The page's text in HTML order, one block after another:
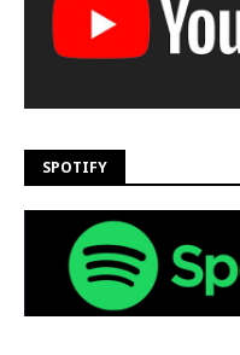
SPOTIFY